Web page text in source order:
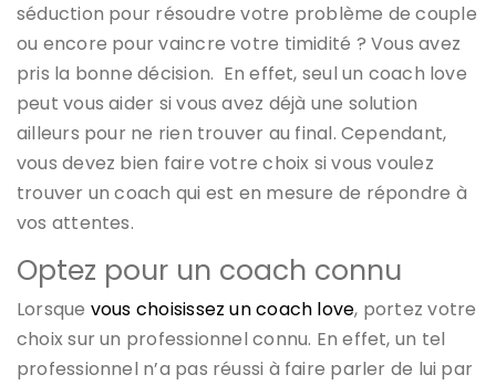
séduction pour résoudre votre problème de couple
ou encore pour vaincre votre timidité ? Vous avez
pris la bonne décision. En effet, seul un coach love
peut vous aider si vous avez déjà une solution
ailleurs pour ne rien trouver au final. Cependant,
vous devez bien faire votre choix si vous voulez
trouver un coach qui est en mesure de répondre à
vos attentes.
Optez pour un coach connu
Lorsque vous choisissez un coach love, portez votre
choix sur un professionnel connu. En effet, un tel
professionnel n’a pas réussi à faire parler de lui par